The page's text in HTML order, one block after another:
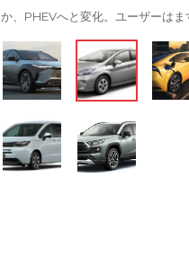
か、PHEVへと変化。ユーザーはま